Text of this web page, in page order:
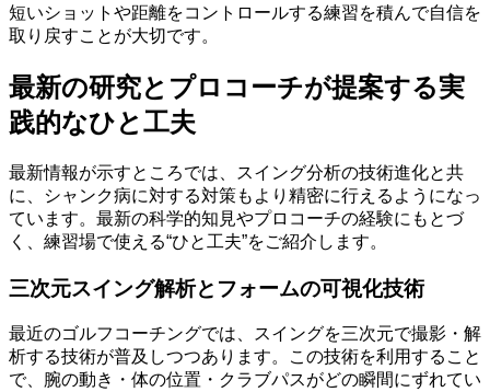
短いショットや距離をコントロールする練習を積んで自信を
取り戻すことが大切です。
最新の研究とプロコーチが提案する実
践的なひと工夫
最新情報が示すところでは、スイング分析の技術進化と共
に、シャンク病に対する対策もより精密に行えるようになっ
ています。最新の科学的知見やプロコーチの経験にもとづ
く、練習場で使える“ひと工夫”をご紹介します。
三次元スイング解析とフォームの可視化技術
最近のゴルフコーチングでは、スイングを三次元で撮影・解
析する技術が普及しつつあります。この技術を利用すること
で、腕の動き・体の位置・クラブパスがどの瞬間にずれてい